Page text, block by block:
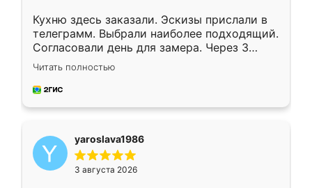
Кухню здесь заказали. Эскизы прислали в
телеграмм. Выбрали наиболее подходящий.
Согласовали день для замера. Через 3
недели кухня была уже готова. Остались
довольны работой. Спасибо Ренессанс
мебель за качественную работу!
Читать полностью
yaroslava1986
3 августа 2026